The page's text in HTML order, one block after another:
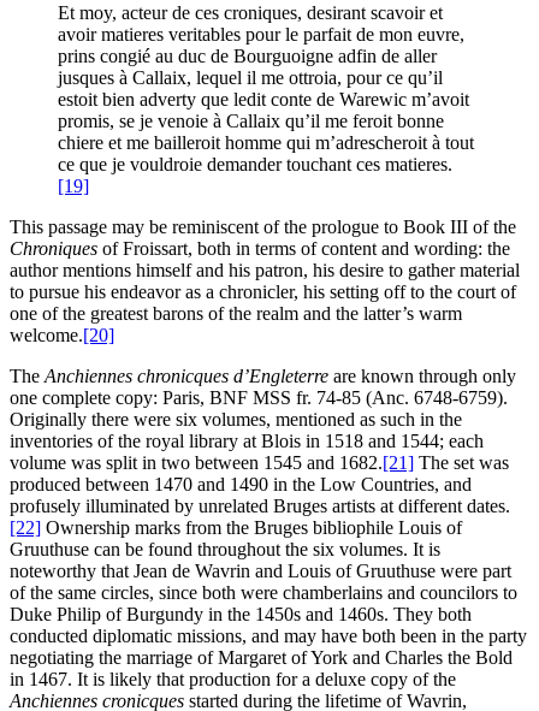
Et moy, acteur de ces croniques, desirant scavoir et
avoir matieres veritables pour le parfait de mon euvre,
prins congié au duc de Bourguoigne adfin de aller
jusques à Callaix, lequel il me ottroia, pour ce qu’il
estoit bien adverty que ledit conte de Warewic m’avoit
promis, se je venoie à Callaix qu’il me feroit bonne
chiere et me bailleroit homme qui m’adrescheroit à tout
ce que je vouldroie demander touchant ces matieres.
[19]
This passage may be reminiscent of the prologue to Book III of the
Chroniques of Froissart, both in terms of content and wording: the
author mentions himself and his patron, his desire to gather material
to pursue his endeavor as a chronicler, his setting off to the court of
one of the greatest barons of the realm and the latter’s warm
welcome.[20]
The Anchiennes chronicques d’Engleterre are known through only
one complete copy: Paris, BNF MSS fr. 74-85 (Anc. 6748-6759).
Originally there were six volumes, mentioned as such in the
inventories of the royal library at Blois in 1518 and 1544; each
volume was split in two between 1545 and 1682.[21] The set was
produced between 1470 and 1490 in the Low Countries, and
profusely illuminated by unrelated Bruges artists at different dates.
[22] Ownership marks from the Bruges bibliophile Louis of
Gruuthuse can be found throughout the six volumes. It is
noteworthy that Jean de Wavrin and Louis of Gruuthuse were part
of the same circles, since both were chamberlains and councilors to
Duke Philip of Burgundy in the 1450s and 1460s. They both
conducted diplomatic missions, and may have both been in the party
negotiating the marriage of Margaret of York and Charles the Bold
in 1467. It is likely that production for a deluxe copy of the
Anchiennes cronicques started during the lifetime of Wavrin,